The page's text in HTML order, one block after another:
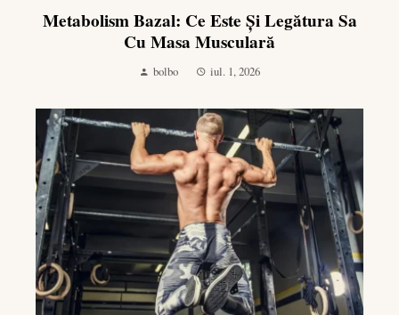
Metabolism Bazal: Ce Este Și Legătura Sa
Cu Masa Musculară
bolbo iul. 1, 2026